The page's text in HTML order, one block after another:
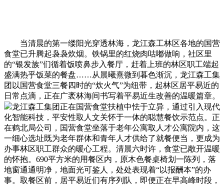
当清晨的第一缕阳光穿透林海，龙江森工林区各地的国营
食堂已升腾起袅袅炊烟。铁锅里的红烧肉咕嘟做响，社区里
的“银发族”们循着饭喷鼻步入餐厅，赶着上班的林区职工端起
盛满热乎饭菜的餐盘……从晨曦熹微到暮色渐沉，龙江森工集
团以国营食堂三餐四时的“炊火气”为纽带，起林区居平易近的
日常点滴，正在广袤林海间书写着平易近生改善的温暖篇章。
龙江森工集团正在国营食堂扶植中怯于立异，通过引入现代
化智能科技，平安性取人文关怀于一体的聪慧餐饮示范点。正
在鹤北局公司，国营食堂坐落于老年公寓取人才公寓院内，这
一细心选址既为老年群体和青年人才供给了就餐便当，更成为
办事林区职工群众的暖心工程。清晨六时许，食堂已敞开温暖
的怀抱。690平方米的用餐区内，原木色餐桌椅划一陈列，落
地窗通通明净，地面光可鉴人，处处表现着“以报酬本”的办
事。取餐区前，居平易近们有序列队，即便正在早高峰时段，